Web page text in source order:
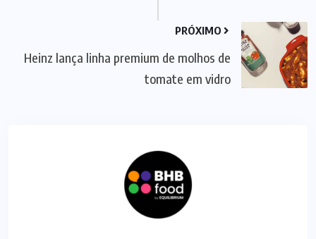
PRÓXIMO
Heinz lança linha premium de molhos de
tomate em vidro